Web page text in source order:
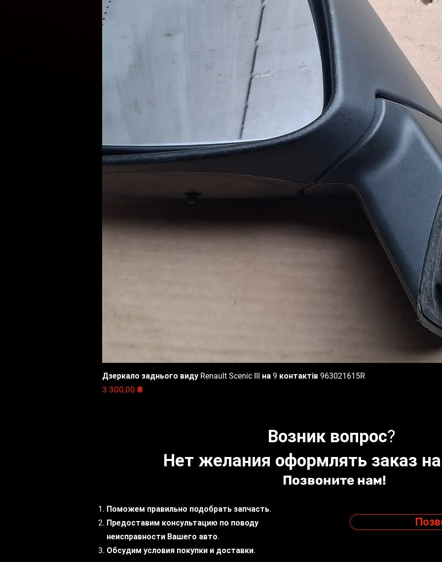
розмірі вартості доставки замовлення в обидві сторони.
Відправлення запчастин щодня до 16:00.
Доставка вибраною Вами службою доставки (САТ, НоваПошта,
Наші фахівці готові проконсультувати з приводу вибору
запчастин, що відповідають вашим потребам та бюджету.
Быстрый просмотр
Дзеркало заднього виду Renault Scenic III на 9 контактів 963021615R
Цена
3 300,00 ₴
Возник вопрос?
Нет желания оформлять заказ на
Позвоните нам!
Поможем правильно подобрать запчасть.
Предоставим консультацию по поводу
неисправности Вашего авто.
Обсудим условия покупки и доставки.